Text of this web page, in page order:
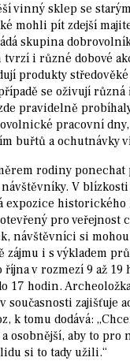
vinný sklep se
mohli pít zdejší
skupina
tvrzí i různé dobové
produkty
se oživují různá
pravidelně
pracovní
buřtů a ochutnávky
rodiny ponechat
V
historického
pro veřejnost
návštěvníci si
zájmu i s výkladem
října v rozmezí 9 až
17 hodin.
současnosti zajišťuje
k tomu dodává:
osobnější, aby to pro
si to tady užili.“